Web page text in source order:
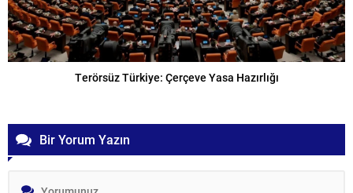
Terörsüz Türkiye: Çerçeve Yasa Hazırlığı
Bir Yorum Yazın